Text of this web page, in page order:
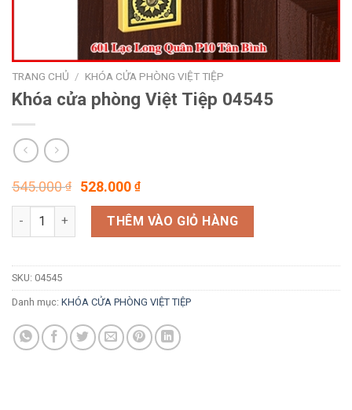
TRANG CHỦ / KHÓA CỬA PHÒNG VIỆT TIỆP
Khóa cửa phòng Việt Tiệp 04545
545.000₫
Giá
gốc
545.000 ₫.
528.000₫Giá
hiện
tại
là:
Khóa cửa phòng Việt Tiệp 04545 số lượng
THÊM VÀO GIỎ HÀNG
SKU: 04545
Danh mục: KHÓA CỬA PHÒNG VIỆT TIỆP